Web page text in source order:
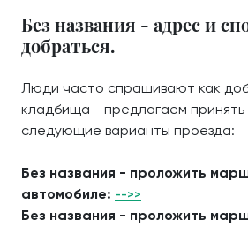
Без названия - адрес и
добраться.
Люди часто спрашивают как
кладбища - предлагаем принять
следующие варианты проезда:
Без названия - проложить
автомобиле: -->>
Без названия - проложить